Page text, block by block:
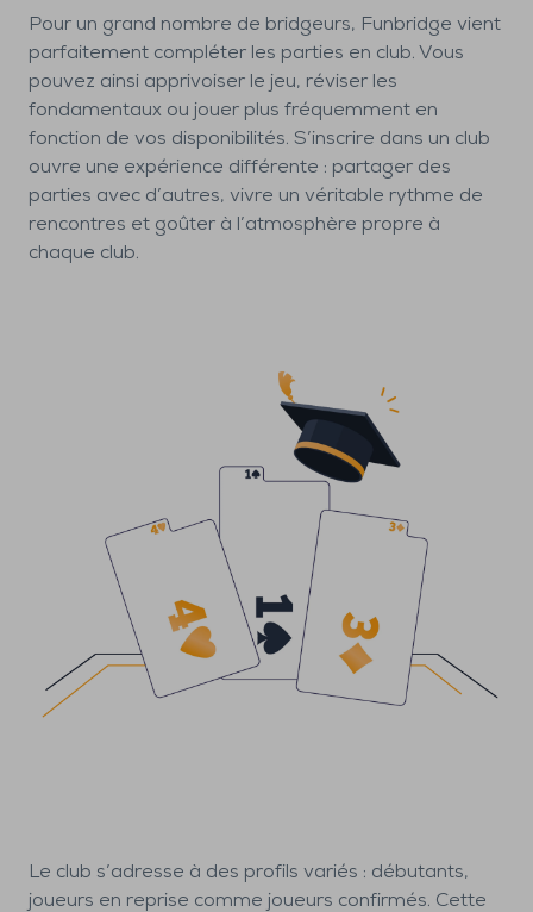
Pour un grand nombre de bridgeurs, Funbridge vient
parfaitement compléter les parties en club. Vous
pouvez ainsi apprivoiser le jeu, réviser les
fondamentaux ou jouer plus fréquemment en
fonction de vos disponibilités. S’inscrire dans un club
ouvre une expérience différente : partager des
parties avec d’autres, vivre un véritable rythme de
rencontres et goûter à l’atmosphère propre à
chaque club.
Le club s’adresse à des profils variés : débutants,
joueurs en reprise comme joueurs confirmés. Cette